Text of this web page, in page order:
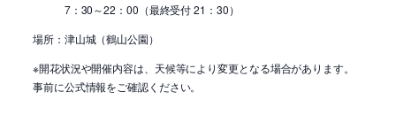
7：30～22：00（最終受付 21：30）
場所：津山城（鶴山公園）
※開花状況や開催内容は、天候等により変更となる場合があります。
事前に公式情報をご確認ください。